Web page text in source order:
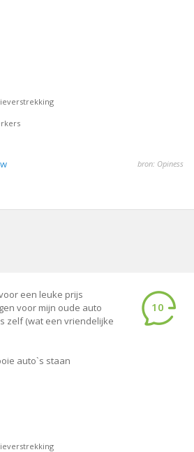
bron: Opiness
een leuke prijs
voor mijn oude auto
zelf (wat een vriendelijke
auto`s staan
10